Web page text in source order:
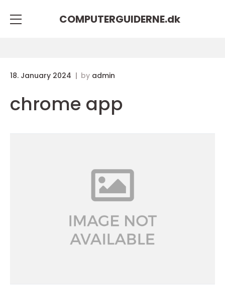
COMPUTERGUIDERNE.dk
18. January 2024 by admin
chrome app